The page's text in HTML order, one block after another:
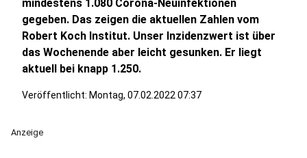
mindestens 1.080 Corona-Neuinfektionen
gegeben. Das zeigen die aktuellen Zahlen vom
Robert Koch Institut. Unser Inzidenzwert ist über
das Wochenende aber leicht gesunken. Er liegt
aktuell bei knapp 1.250.
Veröffentlicht: Montag, 07.02.2022 07:37
Anzeige